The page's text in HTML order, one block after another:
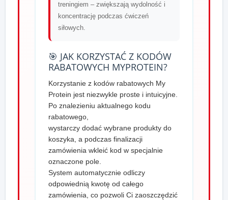
treningiem – zwiększają wydolność i
koncentrację podczas ćwiczeń
siłowych.
🎯 JAK KORZYSTAĆ Z KODÓW
RABATOWYCH MYPROTEIN?
Korzystanie z kodów rabatowych My
Protein jest niezwykle proste i intuicyjne.
Po znalezieniu aktualnego kodu
rabatowego,
wystarczy dodać wybrane produkty do
koszyka, a podczas finalizacji
zamówienia wkleić kod w specjalnie
oznaczone pole.
System automatycznie odliczy
odpowiednią kwotę od całego
zamówienia, co pozwoli Ci zaoszczędzić